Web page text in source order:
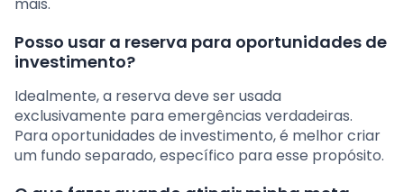
Posso usar a reserva para oportunidades de
investimento?
Idealmente, a reserva deve ser usada
exclusivamente para emergências verdadeiras.
Para oportunidades de investimento, é melhor criar
um fundo separado, específico para esse propósito.